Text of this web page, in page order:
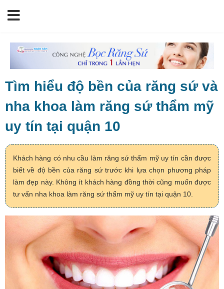
Tìm hiểu độ bền của răng sứ và
nha khoa làm răng sứ thẩm mỹ
uy tín tại quận 10
Khách hàng có nhu cầu làm răng sứ thẩm mỹ uy tín cần được
biết về độ bền của răng sứ trước khi lựa chọn phương pháp
làm đẹp này. Không ít khách hàng đồng thời cũng muốn được
tư vấn nha khoa làm răng sứ thẩm mỹ uy tín tại quận 10.